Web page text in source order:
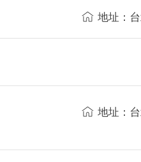
地址：
地址：